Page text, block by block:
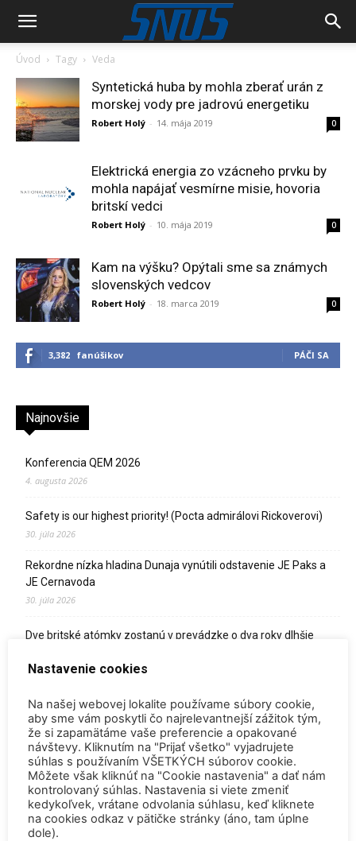
Úvod Tagy Veda
Syntetická huba by mohla zberať urán z
morskej vody pre jadrovú energetiku
Robert Holý - 14. mája 2019 0
Elektrická energia zo vzácneho prvku by
mohla napájať vesmírne misie, hovoria
britskí vedci
Robert Holý - 10. mája 2019 0
Kam na výšku? Opýtali sme sa známych
slovenských vedcov
Robert Holý - 18. marca 2019 0
3,382 fanúšikov PÁČI SA
Najnovšie
Konferencia QEM 2026
4. augusta 2026
Safety is our highest priority! (Pocta admirálovi Rickoverovi)
30. júla 2026
Rekordne nízka hladina Dunaja vynútili odstavenie JE Paks a
JE Cernavoda
30. júla 2026
Dve britské atómky zostanú v prevádzke o dva roky dlhšie
13. júla 2026
Zomrel Miroslav Jakabovič
2. júla 2026
Palivo v Mochovciach 4: Slovensko upevňuje pozíciu medzi
jadrovou špičkou Európy
2. júla 2026
Nastavenie cookies
Na našej webovej lokalite používame súbory cookie,
aby sme vám poskytli čo najrelevantnejší zážitok tým,
že si zapamätáme vaše preferencie a opakované
návštevy. Kliknutím na "Prijať všetko" vyjadrujete
súhlas s používaním VŠETKÝCH súborov cookie.
Môžete však kliknúť na "Cookie nastavenia" a dať nám
kontrolovaný súhlas. Nastavenia si viete zmeniť
kedykoľvek, vrátane odvolania súhlasu, keď kliknete
na cookies odkaz v pätičke stránky (áno, tam úplne
dole).